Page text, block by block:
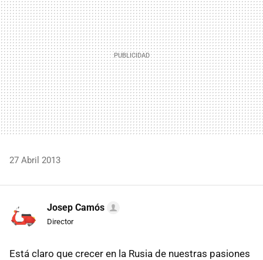
27 Abril 2013
Josep Camós
Director
Está claro que crecer en la Rusia de nuestras pasiones